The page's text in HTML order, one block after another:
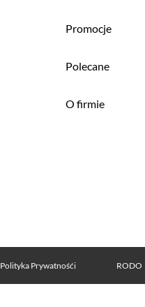
Promocje
Polecane
O firmie
Polityka Prywatnośći RODO